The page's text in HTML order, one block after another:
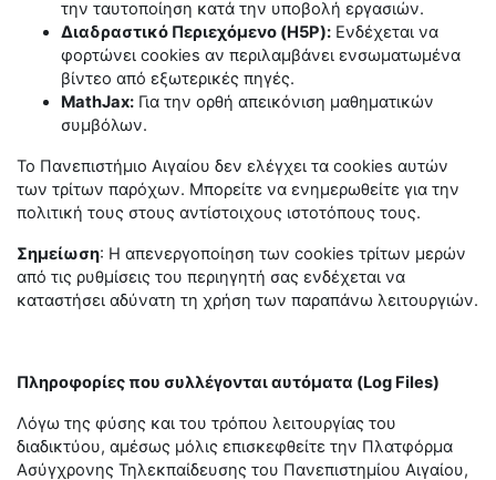
την ταυτοποίηση κατά την υποβολή εργασιών.
Διαδραστικό Περιεχόμενο (H5P): Ενδέχεται να
φορτώνει cookies αν περιλαμβάνει ενσωματωμένα
βίντεο από εξωτερικές πηγές.
MathJax: Για την ορθή απεικόνιση μαθηματικών
συμβόλων.
Το Πανεπιστήμιο Αιγαίου δεν ελέγχει τα cookies αυτών
των τρίτων παρόχων. Μπορείτε να ενημερωθείτε για την
πολιτική τους στους αντίστοιχους ιστοτόπους τους.
Σημείωση: Η απενεργοποίηση των cookies τρίτων μερών
από τις ρυθμίσεις του περιηγητή σας ενδέχεται να
καταστήσει αδύνατη τη χρήση των παραπάνω λειτουργιών.
Πληροφορίες που συλλέγονται αυτόματα (Log Files)
Λόγω της φύσης και του τρόπου λειτουργίας του
διαδικτύου, αμέσως μόλις επισκεφθείτε την Πλατφόρμα
Ασύγχρονης Τηλεκπαίδευσης του Πανεπιστημίου Αιγαίου,